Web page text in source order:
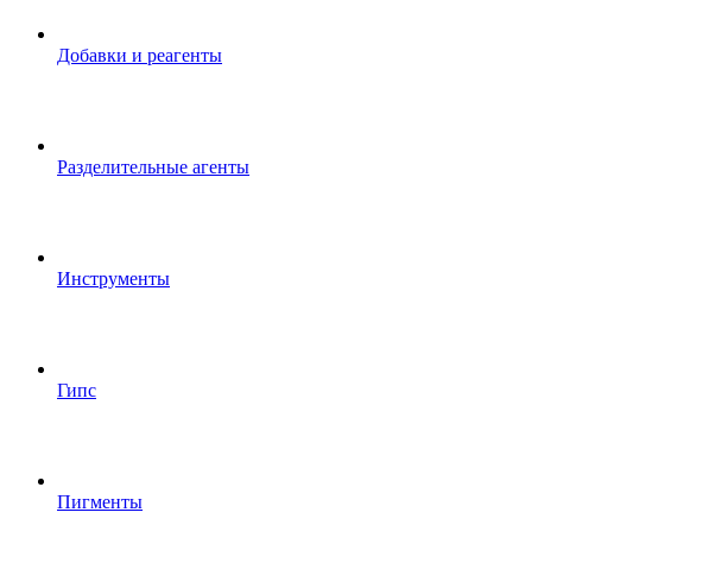
Добавки и реагенты
Разделительные агенты
Инструменты
Гипс
Пигменты